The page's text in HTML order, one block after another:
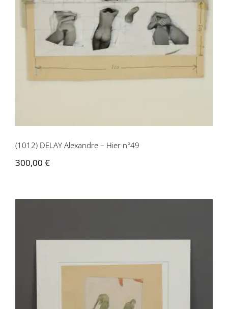
(1012) DELAY Alexandre – Hier n°49
(1012) DELAY Alexandre – Hier n°49
300,00 €
(1013) HIBINO Katsuhiko – Deux chiens